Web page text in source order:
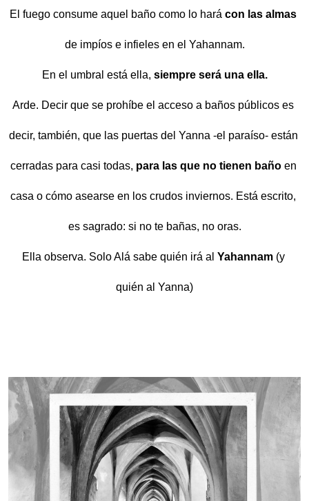
El fuego consume aquel baño como lo hará con las almas
de impíos e infieles en el Yahannam.
En el umbral está ella, siempre será una ella.
Arde. Decir que se prohíbe el acceso a baños públicos es
decir, también, que las puertas del Yanna -el paraíso- están
cerradas para casi todas, para las que no tienen baño en
casa o cómo asearse en los crudos inviernos. Está escrito,
es sagrado: si no te bañas, no oras.
Ella observa. Solo Alá sabe quién irá al Yahannam (y
quién al Yanna)